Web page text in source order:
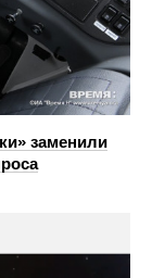
заменили